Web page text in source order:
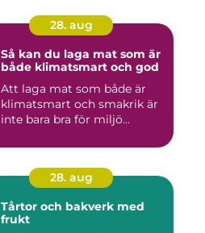
28. aug
Så kan du laga mat som är
både klimatsmart och god
Att laga mat som både är
klimatsmart och smakrik är
inte bara bra för miljö...
28. aug
Tårtor och bakverk med
frukt